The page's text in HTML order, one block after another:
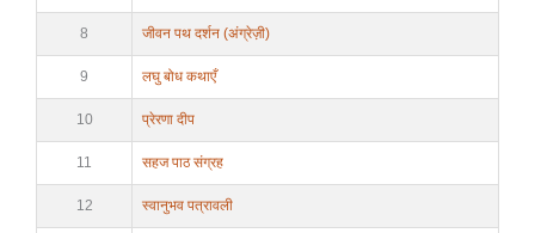
8 जीवन पथ दर्शन (अंग्रेज़ी)
9 लघु बोध कथाएँ
10 प्रेरणा दीप
11 सहज पाठ संग्रह
12 स्वानुभव पत्रावली